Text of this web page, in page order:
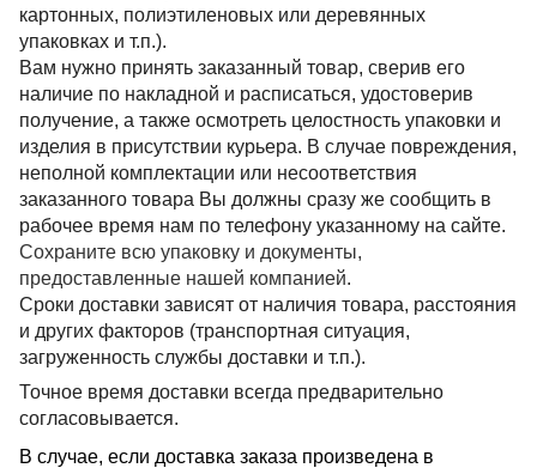
картонных, полиэтиленовых или деревянных
упаковках и т.п.).
Вам нужно принять заказанный товар, сверив его
наличие по накладной и расписаться, удостоверив
получение, а также осмотреть целостность упаковки и
изделия в присутствии курьера. В случае повреждения,
неполной комплектации или несоответствия
заказанного товара Вы должны сразу же сообщить в
рабочее время нам по телефону указанному на сайте.
Сохраните всю упаковку и документы,
предоставленные нашей компанией.
Сроки доставки зависят от наличия товара, расстояния
и других факторов (транспортная ситуация,
загруженность службы доставки и т.п.).
Точное время доставки всегда предварительно
согласовывается.
В случае, если доставка заказа произведена в